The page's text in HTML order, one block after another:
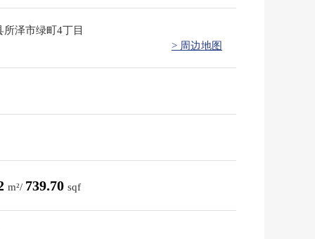
所泽市绿町4丁目
> 周边地图
m²/ 739.70 sqf